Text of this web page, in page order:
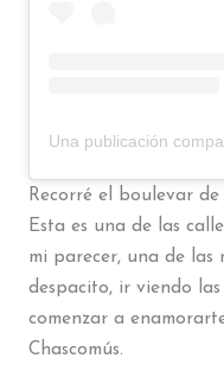
Una publicación
Recorré el boulevar
Esta es una de las
mi parecer, una de las
despacito, ir viendo
comenzar a
Chascomús.